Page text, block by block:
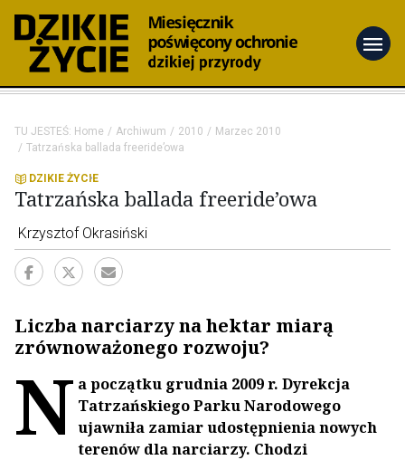
menu
TU JESTEŚ: Home Archiwum 2010
Marzec 2010
Tatrzańska ballada freeride’owa
DZIKIE ŻYCIE
Tatrzańska ballada freeride’owa
Krzysztof Okrasiński
Liczba narciarzy na hektar miarą
zrównoważonego rozwoju?
N a początku grudnia 2009 r. Dyrekcja
Tatrzańskiego Parku Narodowego
ujawniła zamiar udostępnienia nowych
terenów dla narciarzy. Chodzi